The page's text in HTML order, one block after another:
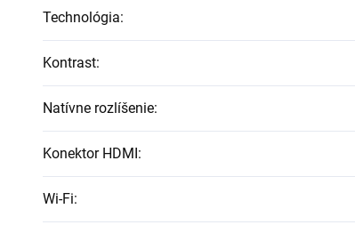
Technológia:
Kontrast:
Natívne rozlíšenie:
Konektor HDMI :
Wi-Fi: